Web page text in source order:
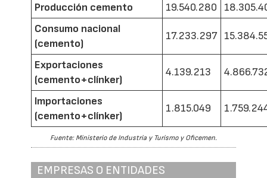
Producción cemento 19.540.280
Consumo nacional
(cemento)
17.233.297
Exportaciones
(cemento+clínker)
4.139.213
Importaciones
(cemento+clínker)
1.815.049
Fuente: Ministerio de Industria y Turismo y Oficemen.
EMPRESAS O ENTIDADES